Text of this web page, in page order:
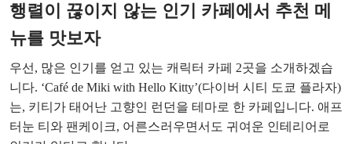
행렬이 끊이지 않는 인기 카페에서 추천 메
뉴를 맛보자
우선, 많은 인기를 얻고 있는 캐릭터 카페 2곳을 소개하겠습
니다. ‘Café de Miki with Hello Kitty’(다이버 시티 도쿄 플라자)
는, 키티가 태어난 고향인 런던을 테마로 한 카페입니다. 애프
터눈 티와 팬케이크, 어른스러우면서도 귀여운 인테리어로